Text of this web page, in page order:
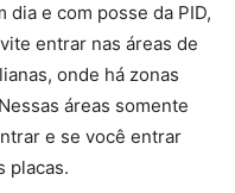
dia e com posse da PID,
entrar nas áreas de
onde há zonas
áreas somente
e se você entrar
placas.